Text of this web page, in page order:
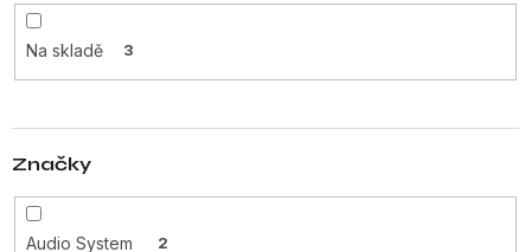
u
t
Na skladě 3
Značky
Audio System 2